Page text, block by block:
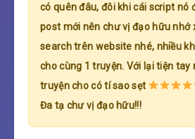
có quên đâu, đôi khi cái script nó
post mới nên chư vị đạo hữu nhớ
search trên website nhé, nhiều
cho cùng 1 truyện. Với lại tiện tay
truyện cho có tí sao sẹt
Đa tạ chư vị đạo hữu!!!